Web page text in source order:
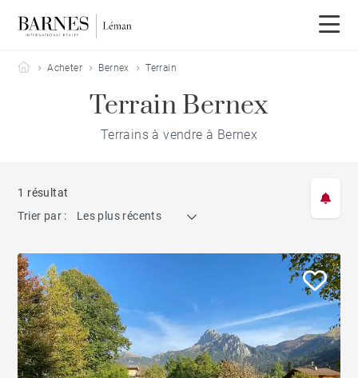
Barnes Leman
Acheter Bernex Terrain
Terrain Bernex
Terrains à vendre à Bernex
1 résultat
Trier par :
Les plus récents